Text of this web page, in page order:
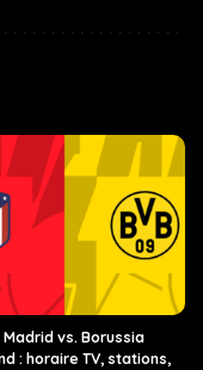
vs. Borussia
: horaire TV, stations,